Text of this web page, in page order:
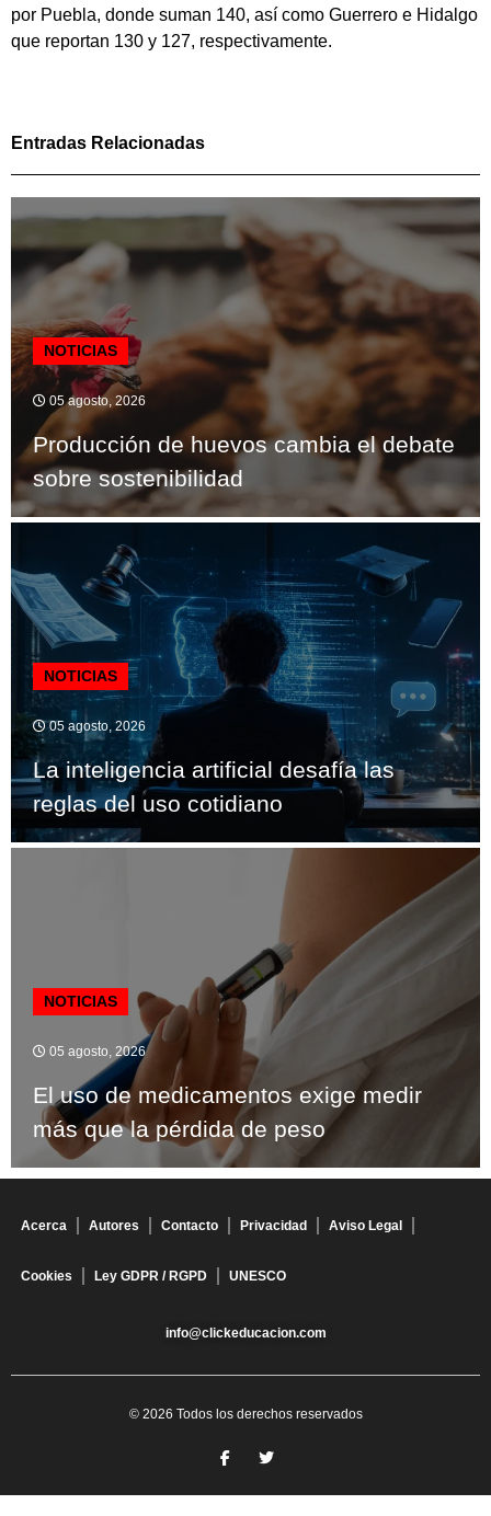
por Puebla, donde suman 140, así como Guerrero e Hidalgo
que reportan 130 y 127, respectivamente.
Entradas Relacionadas
NOTICIAS
05 agosto, 2026
Producción de huevos cambia el debate
sobre sostenibilidad
NOTICIAS
05 agosto, 2026
La inteligencia artificial desafía las
reglas del uso cotidiano
NOTICIAS
05 agosto, 2026
El uso de medicamentos exige medir
más que la pérdida de peso
Acerca Autores Contacto Privacidad Aviso Legal
Cookies Ley GDPR / RGPD UNESCO
info@clickeducacion.com
© 2026 Todos los derechos reservados